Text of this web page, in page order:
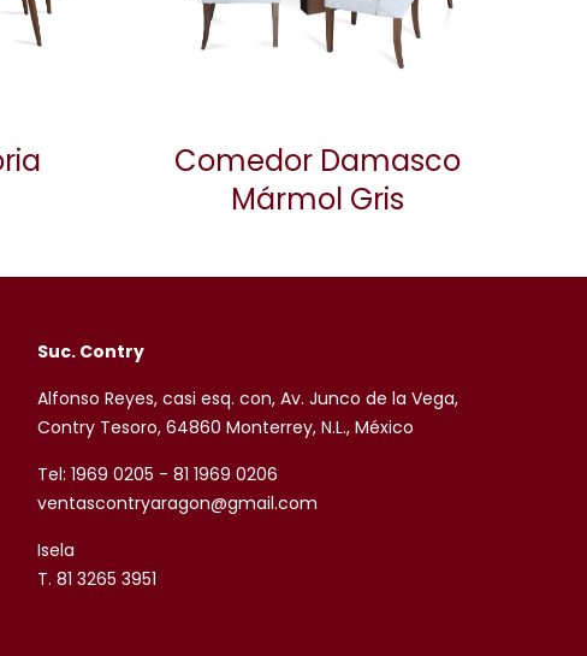
Comedor Damasco
Mármol Gris
Suc. Contry
Alfonso Reyes, casi esq. con, Av. Junco de la Vega,
Contry Tesoro, 64860 Monterrey, N.L., México
Tel: 1969 0205 - 81 1969 0206
ventascontryaragon@gmail.com
Isela
T. 81 3265 3951